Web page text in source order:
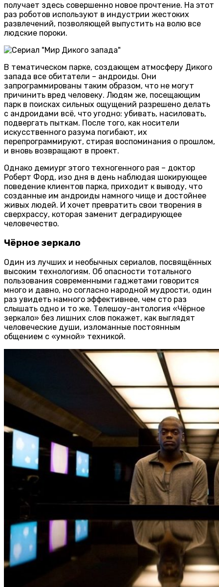
получает здесь совершенно новое прочтение. На этот
раз роботов используют в индустрии жестоких
развлечений, позволяющей выпустить на волю все
людские пороки.
В тематическом парке, создающем атмосферу Дикого
запада все обитатели – андроиды. Они
запрограммированы таким образом, что не могут
причинить вред человеку. Людям же, посещающим
парк в поисках сильных ощущений разрешено делать
с андроидами всё, что угодно: убивать, насиловать,
подвергать пыткам. После того, как носители
искусственного разума погибают, их
перепрограммируют, стирая воспоминания о прошлом,
и вновь возвращают в проект.
Однако демиург этого техногенного рая – доктор
Роберт Форд, изо дня в день наблюдая шокирующее
поведение клиентов парка, приходит к выводу, что
созданные им андроиды намного чище и достойнее
живых людей. И хочет превратить свои творения в
сверхрассу, которая заменит деградирующее
человечество.
Чёрное зеркало
Один из лучших и необычных сериалов, посвящённых
высоким технологиям. Об опасности тотального
пользования современными гаджетами говорится
много и давно, но согласно народной мудрости, один
раз увидеть намного эффективнее, чем сто раз
слышать одно и то же. Телешоу-антология «Чёрное
зеркало» без лишних слов покажет, как выглядят
человеческие души, изломанные постоянным
общением с «умной» техникой.